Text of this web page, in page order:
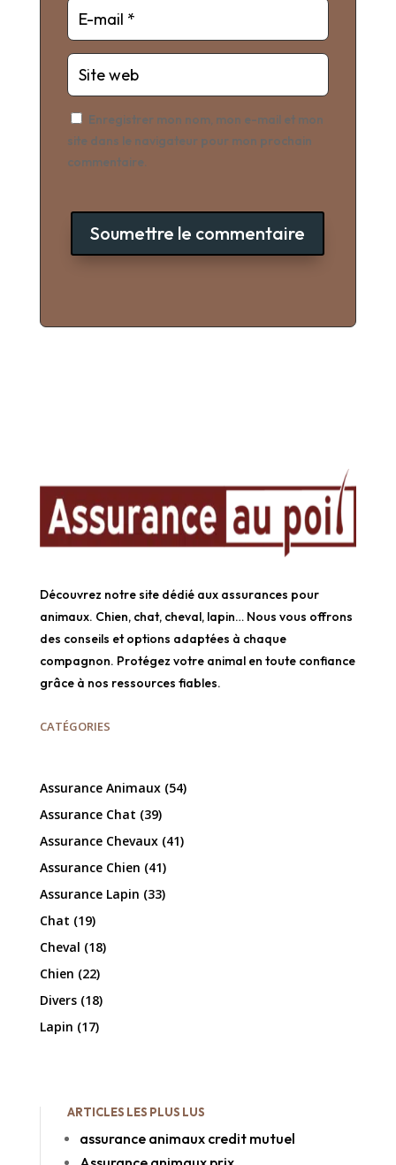
Enregistrer mon nom, mon e-mail et mon
site dans le navigateur pour mon prochain
commentaire.
Soumettre le commentaire
Découvrez notre site dédié aux assurances pour
animaux. Chien, chat, cheval, lapin… Nous vous offrons
des conseils et options adaptées à chaque
compagnon. Protégez votre animal en toute confiance
grâce à nos ressources fiables.
CATÉGORIES
Assurance Animaux(54)
Assurance Chat (39)
Assurance Chevaux(41)
Assurance Chien (41)
Assurance Lapin (33)
Chat (19)
Cheval (18)
Chien (22)
Divers(18)
Lapin (17)
ARTICLES LES PLUS LUS
assurance animaux credit mutuel